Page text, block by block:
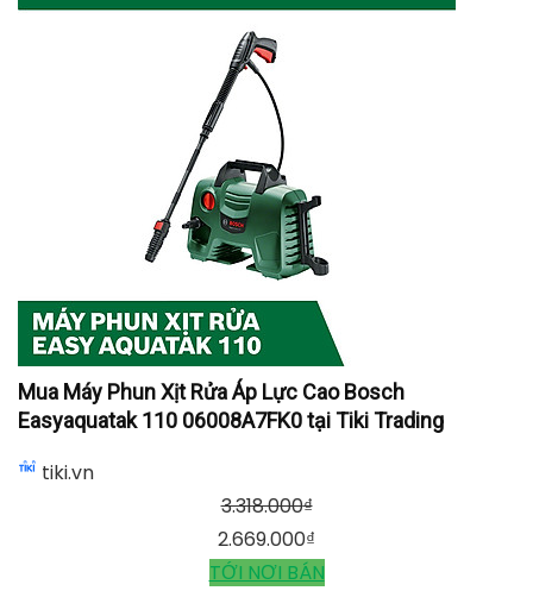
Mua Máy Phun Xịt Rửa Áp Lực Cao Bosch
Easyaquatak 110 06008A7FK0 tại Tiki Trading
tiki.vn
3.318.000₫
2.669.000₫
TỚI NƠI BÁN